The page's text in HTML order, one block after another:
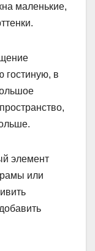
маленькие,
гостиную, в
элемент
или